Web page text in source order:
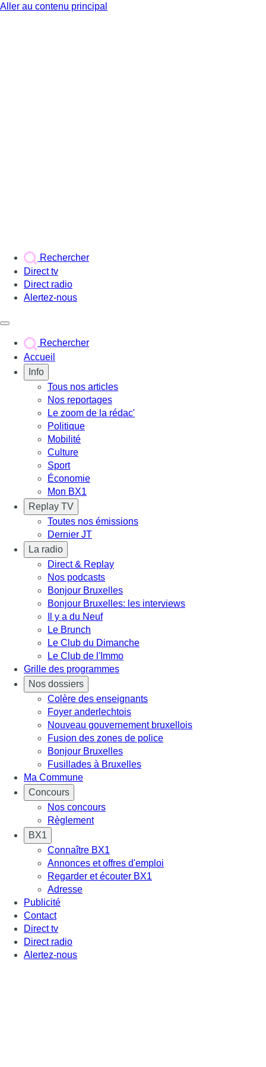
Aller au contenu principal
Rechercher
Direct tv
Direct radio
Alertez-nous
Rechercher
Accueil
Info
Tous nos articles
Nos reportages
Le zoom de la rédac'
Politique
Mobilité
Culture
Sport
Économie
Mon BX1
Replay TV
Toutes nos émissions
Dernier JT
La radio
Direct & Replay
Nos podcasts
Bonjour Bruxelles
Bonjour Bruxelles: les interviews
Il y a du Neuf
Le Brunch
Le Club du Dimanche
Le Club de l'Immo
Grille des programmes
Nos dossiers
Colère des enseignants
Foyer anderlechtois
Nouveau gouvernement bruxellois
Fusion des zones de police
Bonjour Bruxelles
Fusillades à Bruxelles
Ma Commune
Concours
Nos concours
Règlement
BX1
Connaître BX1
Annonces et offres d'emploi
Regarder et écouter BX1
Adresse
Publicité
Contact
Direct tv
Direct radio
Alertez-nous